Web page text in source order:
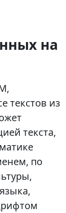
на
текстов из
текста,
по